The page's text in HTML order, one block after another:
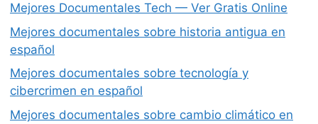
Mejores Documentales Tech — Ver Gratis Online
Mejores documentales sobre historia antigua en
español
Mejores documentales sobre tecnología y
cibercrimen en español
Mejores documentales sobre cambio climático en